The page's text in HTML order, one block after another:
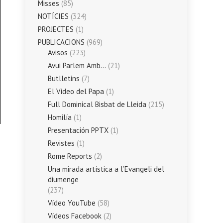
Misses (85)
NOTÍCIES (324)
PROJECTES (1)
PUBLICACIONS (969)
Avisos (223)
Avui Parlem Amb… (21)
Butlletins (7)
El Vídeo del Papa (1)
Full Dominical Bisbat de Lleida (215)
Homilía (1)
Presentación PPTX (1)
Revistes (1)
Rome Reports (2)
Una mirada artística a l’Evangeli del
diumenge
(237)
Vídeo YouTube (58)
Vídeos Facebook (2)